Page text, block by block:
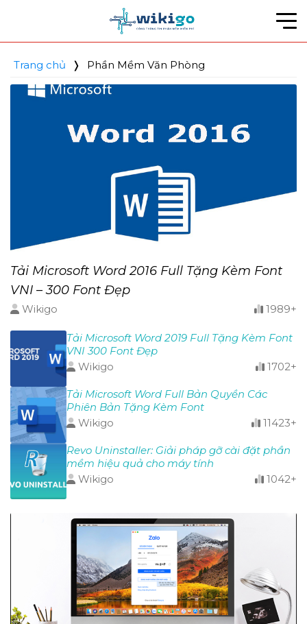
nội
dungTrang chủ ❭ Phần Mềm Văn Phòng
Tải Microsoft Word 2016 Full Tặng Kèm Font
VNI – 300 Font Đẹp
Wikigo 1989+
Tải Microsoft Word 2019 Full Tặng Kèm Font
VNI 300 Font Đẹp
Wikigo
1702+
Tải Microsoft Word Full Bản Quyền Các
Phiên Bản Tặng Kèm Font
Wikigo
11423+
Revo Uninstaller: Giải pháp gỡ cài đặt phần
mềm hiệu quả cho máy tính
Wikigo
1042+